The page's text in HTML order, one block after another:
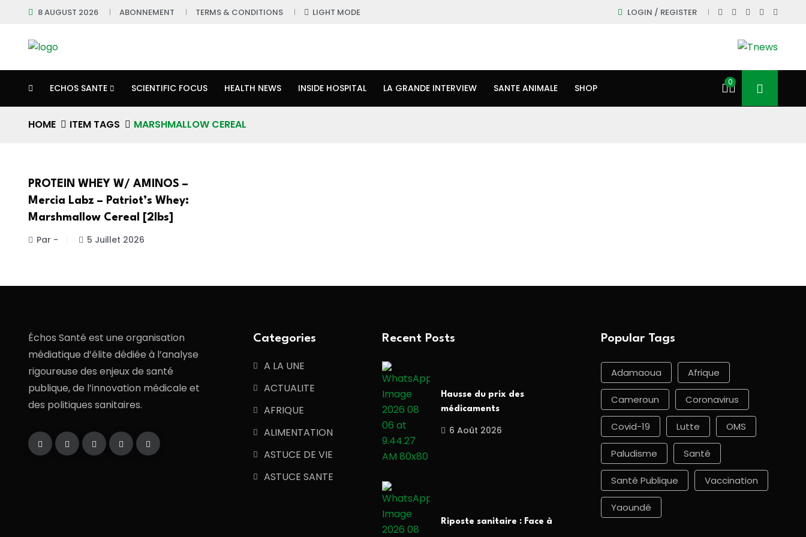
8 AUGUST 2026 ABONNEMENT TERMS & CONDITIONS LIGHT MODE LOGIN / REGISTER
ECHOS SANTE SCIENTIFIC FOCUS HEALTH NEWS INSIDE HOSPITAL LA GRANDE INTERVIEW SANTE ANIMALE SHOP 0
HOME ITEM TAGS MARSHMALLOW CEREAL
PROTEIN WHEY W/ AMINOS –
Mercia Labz – Patriot’s Whey:
Marshmallow Cereal [2lbs]
Par - 5 Juillet 2026
Échos Santé est une organisation
médiatique d’élite dédiée à l’analyse
rigoureuse des enjeux de santé
publique, de l’innovation médicale et
des politiques sanitaires.
Categories
A LA UNE
ACTUALITE
AFRIQUE
ALIMENTATION
ASTUCE DE VIE
ASTUCE SANTE
Recent Posts
Hausse du prix des
médicaments
6 Août 2026
Riposte sanitaire : Face à
Popular Tags
Adamaoua Afrique
Cameroun Coronavirus
Covid-19 Lutte OMS
Paludisme Santé
Santé Publique Vaccination
Yaoundé